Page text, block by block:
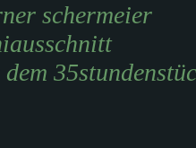
schermeier
dem